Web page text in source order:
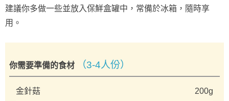
建議你多做一些並放入保鮮盒罐中，常備於冰箱，隨時享
用。
你需要準備的食材 （3-4人份）
金針菇 200g